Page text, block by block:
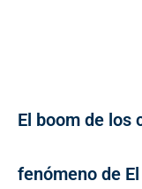
El boom de los
fenómeno de